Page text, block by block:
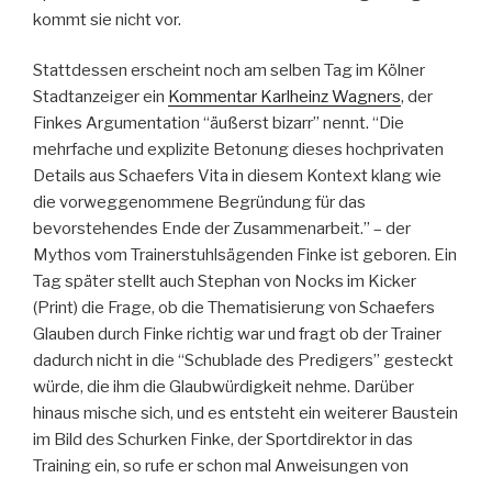
kommt sie nicht vor.
Stattdessen erscheint noch am selben Tag im Kölner
Stadtanzeiger ein Kommentar Karlheinz Wagners, der
Finkes Argumentation “äußerst bizarr” nennt. “Die
mehrfache und explizite Betonung dieses hochprivaten
Details aus Schaefers Vita in diesem Kontext klang wie
die vorweggenommene Begründung für das
bevorstehendes Ende der Zusammenarbeit.” – der
Mythos vom Trainerstuhlsägenden Finke ist geboren. Ein
Tag später stellt auch Stephan von Nocks im Kicker
(Print) die Frage, ob die Thematisierung von Schaefers
Glauben durch Finke richtig war und fragt ob der Trainer
dadurch nicht in die “Schublade des Predigers” gesteckt
würde, die ihm die Glaubwürdigkeit nehme. Darüber
hinaus mische sich, und es entsteht ein weiterer Baustein
im Bild des Schurken Finke, der Sportdirektor in das
Training ein, so rufe er schon mal Anweisungen von